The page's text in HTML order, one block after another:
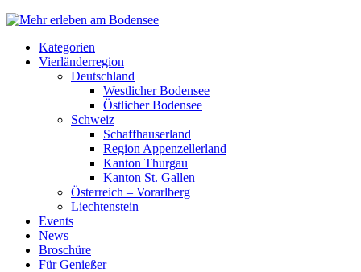
Kategorien
Vierländerregion
Deutschland
Westlicher Bodensee
Östlicher Bodensee
Schweiz
Schaffhauserland
Region Appenzellerland
Kanton Thurgau
Kanton St. Gallen
Österreich – Vorarlberg
Liechtenstein
Events
News
Broschüre
Für Genießer